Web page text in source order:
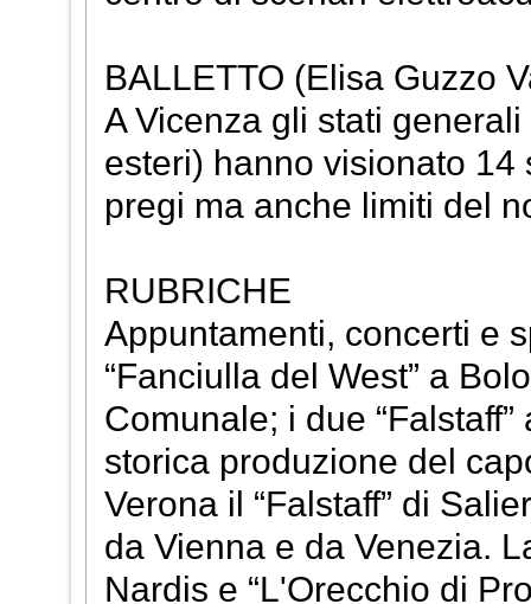
BALLETTO (Elisa Guzzo
A Vicenza gli stati
esteri) hanno visionato
pregi ma anche limiti del
RUBRICHE
Appuntamenti, concerti e
“Fanciulla del West” a
Comunale; i due
storica produzione del
Verona il “Falstaff” di
da Vienna e da Venezia.
Nardis e “L'Orecchio di